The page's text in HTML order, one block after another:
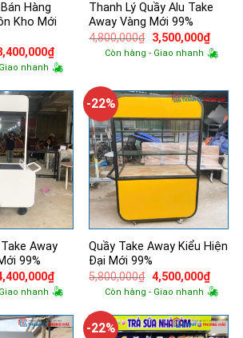
Hàng
Kho Mới
gốc
là:
₫Giá
hiện
tại
3,400,000₫.
nhanh
Thanh Lý Quầy Alu Take
Away Vàng Mới 99%
4,800,000₫ Giá
gốc
là:
3,500,000₫Giá
hiện
tại
Còn hàng - Giao nhanh
Away
99%
gốc
là:
₫Giá
hiện
tại
4,400,000₫.
nhanh
-22%
Quầy Take Away Kiểu Hiện
Đại Mới 99%
5,800,000₫ Giá
gốc
là:
4,500,000₫Giá
hiện
tại
Còn hàng - Giao nhanh
-22%